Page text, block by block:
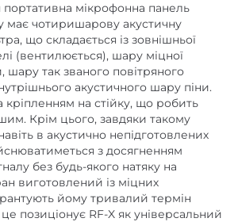
мікрофонна панель
має чотиришарову акустичну
що складається із зовнішньої
(вентилюється), шару міцної
шару так званого повітряного
акустичного шару піни.
на стійку, що робить
Крім цього, завдяки такому
в акустично непідготовлених
з досягненням
без будь-якого натяку на
виготовлений із міцних
йому тривалий термін
це позиціонує RF-X як універсальний